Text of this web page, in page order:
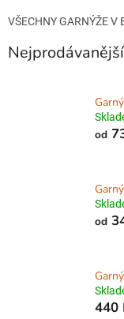
VŠECHNY GARNÝŽE V
Nejprodávanější
od
od
440